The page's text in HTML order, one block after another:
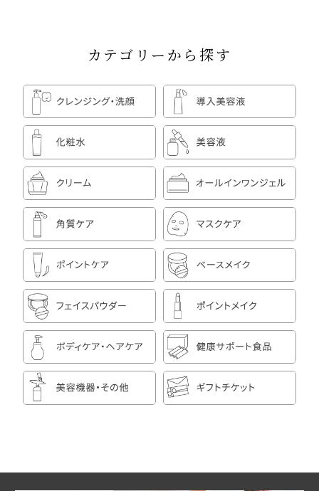
カテゴリーから探す